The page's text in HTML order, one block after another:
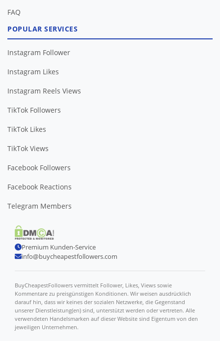
FAQ
POPULAR SERVICES
Instagram Follower
Instagram Likes
Instagram Reels Views
TikTok Followers
TikTok Likes
TikTok Views
Facebook Followers
Facebook Reactions
Telegram Members
Premium Kunden-Service
info@buycheapestfollowers.com
BuyCheapestFollowers vermittelt Follower, Likes, Views sowie
Kommentare zu preisgünstigen Konditionen. Wir weisen ausdrücklich
darauf hin, dass wir keines der sozialen Netzwerke, die Gegenstand
unserer Dienstleistung(en) sind, unterstützt werden oder vertreten. Alle
verwendeten Handelsmarken auf dieser Website sind Eigentum von den
jeweiligen Unternehmen.